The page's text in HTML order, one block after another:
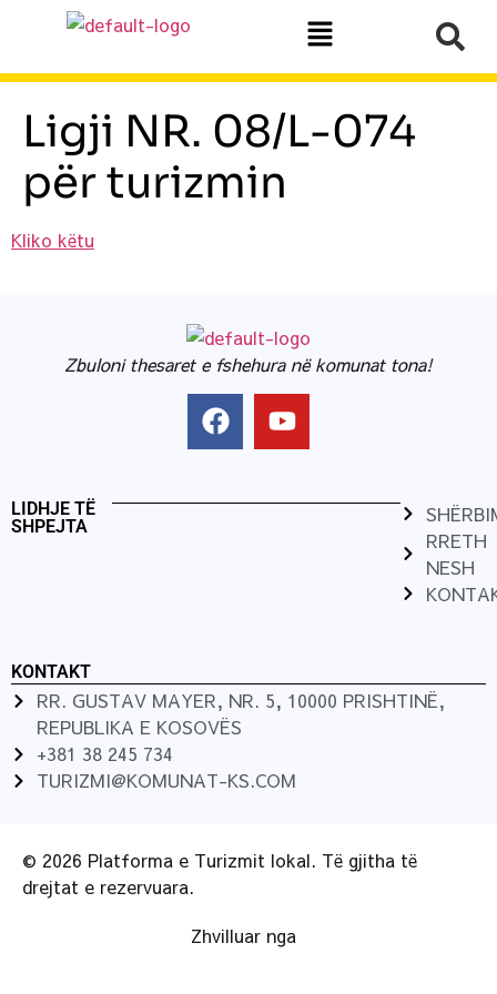
Ligji NR. 08/L-074
për turizmin
Kliko këtu
Zbuloni thesaret e fshehura në komunat tona!
LIDHJE TË
SHPEJTA
RRETH
NESH
KONTAKT
RR. GUSTAV MAYER, NR. 5, 10000 PRISHTINË,
REPUBLIKA E KOSOVËS
+381 38 245 734
TURIZMI@KOMUNAT-KS.COM
© 2026 Platforma e Turizmit lokal. Të gjitha të
drejtat e rezervuara.
Zhvilluar nga